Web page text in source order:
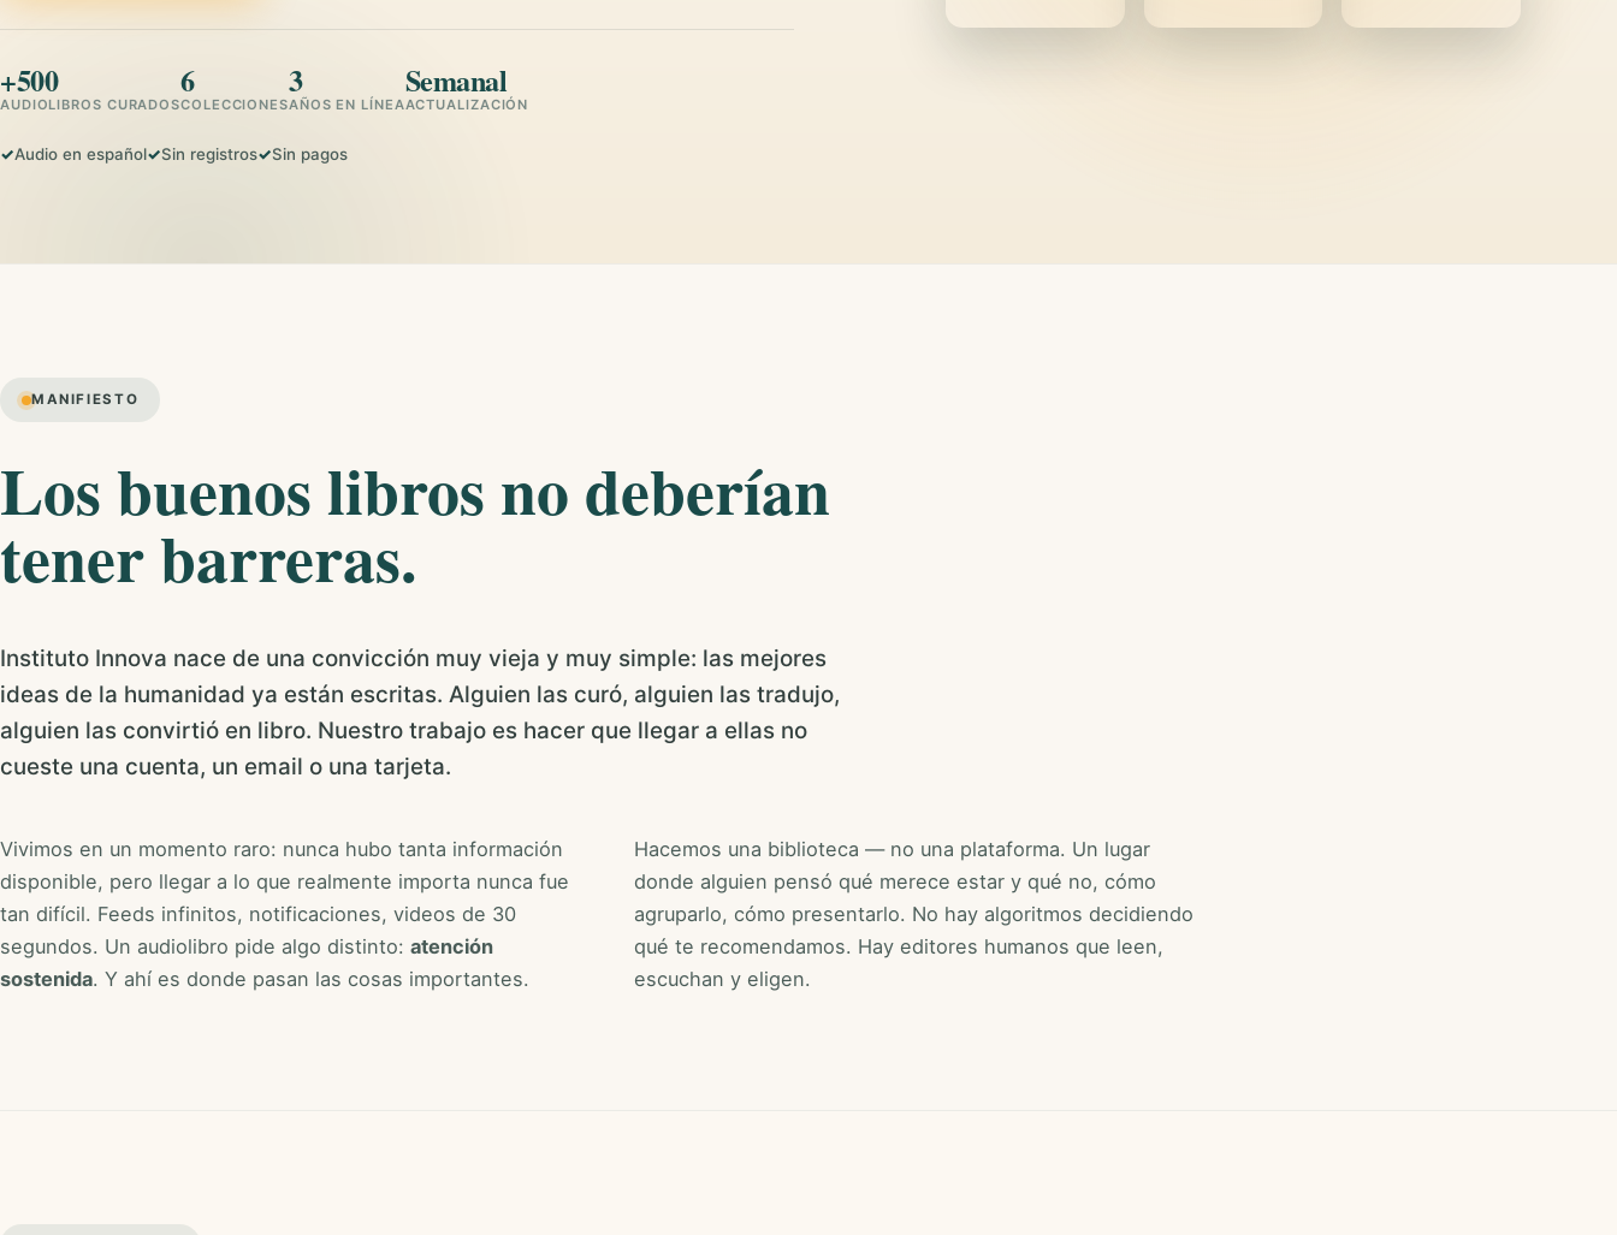
+500
AUDIOLIBROS CURADOS
6
COLECCIONES
3
AÑOS EN LÍNEA
Semanal
ACTUALIZACIÓN
Audio en español Sin registros Sin pagos
MANIFIESTO
Los buenos libros no deberían
tener barreras.
Instituto Innova nace de una convicción muy vieja y muy simple: las mejores
ideas de la humanidad ya están escritas. Alguien las curó, alguien las tradujo,
alguien las convirtió en libro. Nuestro trabajo es hacer que llegar a ellas no
cueste una cuenta, un email o una tarjeta.
Vivimos en un momento raro: nunca hubo tanta información
disponible, pero llegar a lo que realmente importa nunca fue
tan difícil. Feeds infinitos, notificaciones, videos de 30
segundos. Un audiolibro pide algo distinto: atención
sostenida. Y ahí es donde pasan las cosas importantes.
Hacemos una biblioteca — no una plataforma. Un lugar
donde alguien pensó qué merece estar y qué no, cómo
agruparlo, cómo presentarlo. No hay algoritmos decidiendo
qué te recomendamos. Hay editores humanos que leen,
escuchan y eligen.